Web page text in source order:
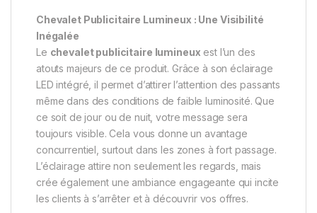
Chevalet Publicitaire Lumineux : Une Visibilité
Inégalée
Le chevalet publicitaire lumineux est l’un des
atouts majeurs de ce produit. Grâce à son éclairage
LED intégré, il permet d’attirer l’attention des passants
même dans des conditions de faible luminosité. Que
ce soit de jour ou de nuit, votre message sera
toujours visible. Cela vous donne un avantage
concurrentiel, surtout dans les zones à fort passage.
L’éclairage attire non seulement les regards, mais
crée également une ambiance engageante qui incite
les clients à s’arrêter et à découvrir vos offres.